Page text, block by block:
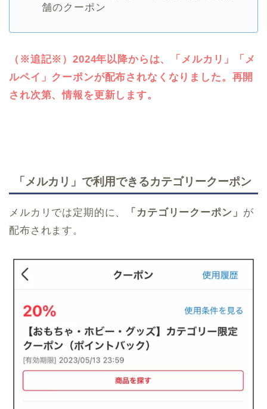
舗のクーポン
（※追記※）2024年以降からは、「メルカリ」「メ
ルペイ」クーポンが配布されなくなりました。再開
され次第、情報を更新します。
「メルカリ」で利用できるカテゴリークーポン
メルカリでは定期的に、 「カテゴリークーポン」 が
配布されます。